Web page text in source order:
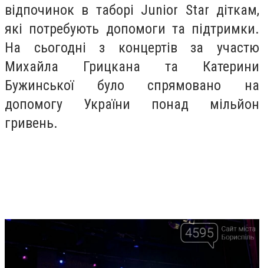
відпочинок в таборі Junior Star діткам,
які потребують допомоги та підтримки.
На сьогодні з концертів за участю
Михайла Грицкана та Катерини
Бужинської було спрямовано на
допомогу України понад мільйон
гривень.